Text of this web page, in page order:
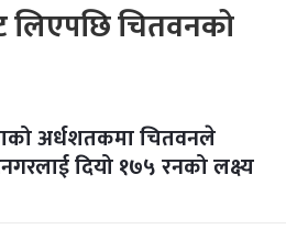
लिएपछि चितवनको
अर्धशतकमा चितवनले
दियो १७५ रनको लक्ष्य